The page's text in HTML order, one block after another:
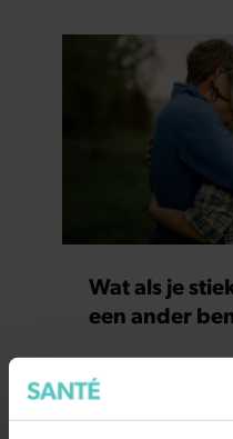
Wat als je
een ander